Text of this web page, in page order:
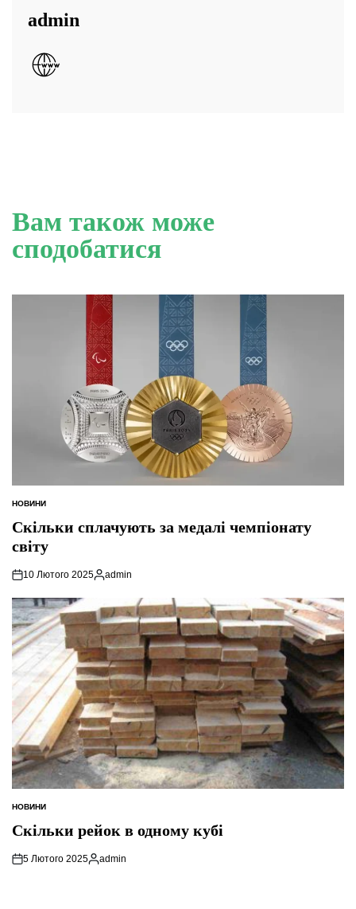
admin
Вам також може
сподобатися
ОПУБЛІКУВАТИ
НОВИНИ
Скільки сплачують за медалі чемпіонату
світу
10 Лютого 2025
Опубліковано
admin
ОПУБЛІКУВАТИ
НОВИНИ
Скільки рейок в одному кубі
5 Лютого 2025
Опубліковано
admin